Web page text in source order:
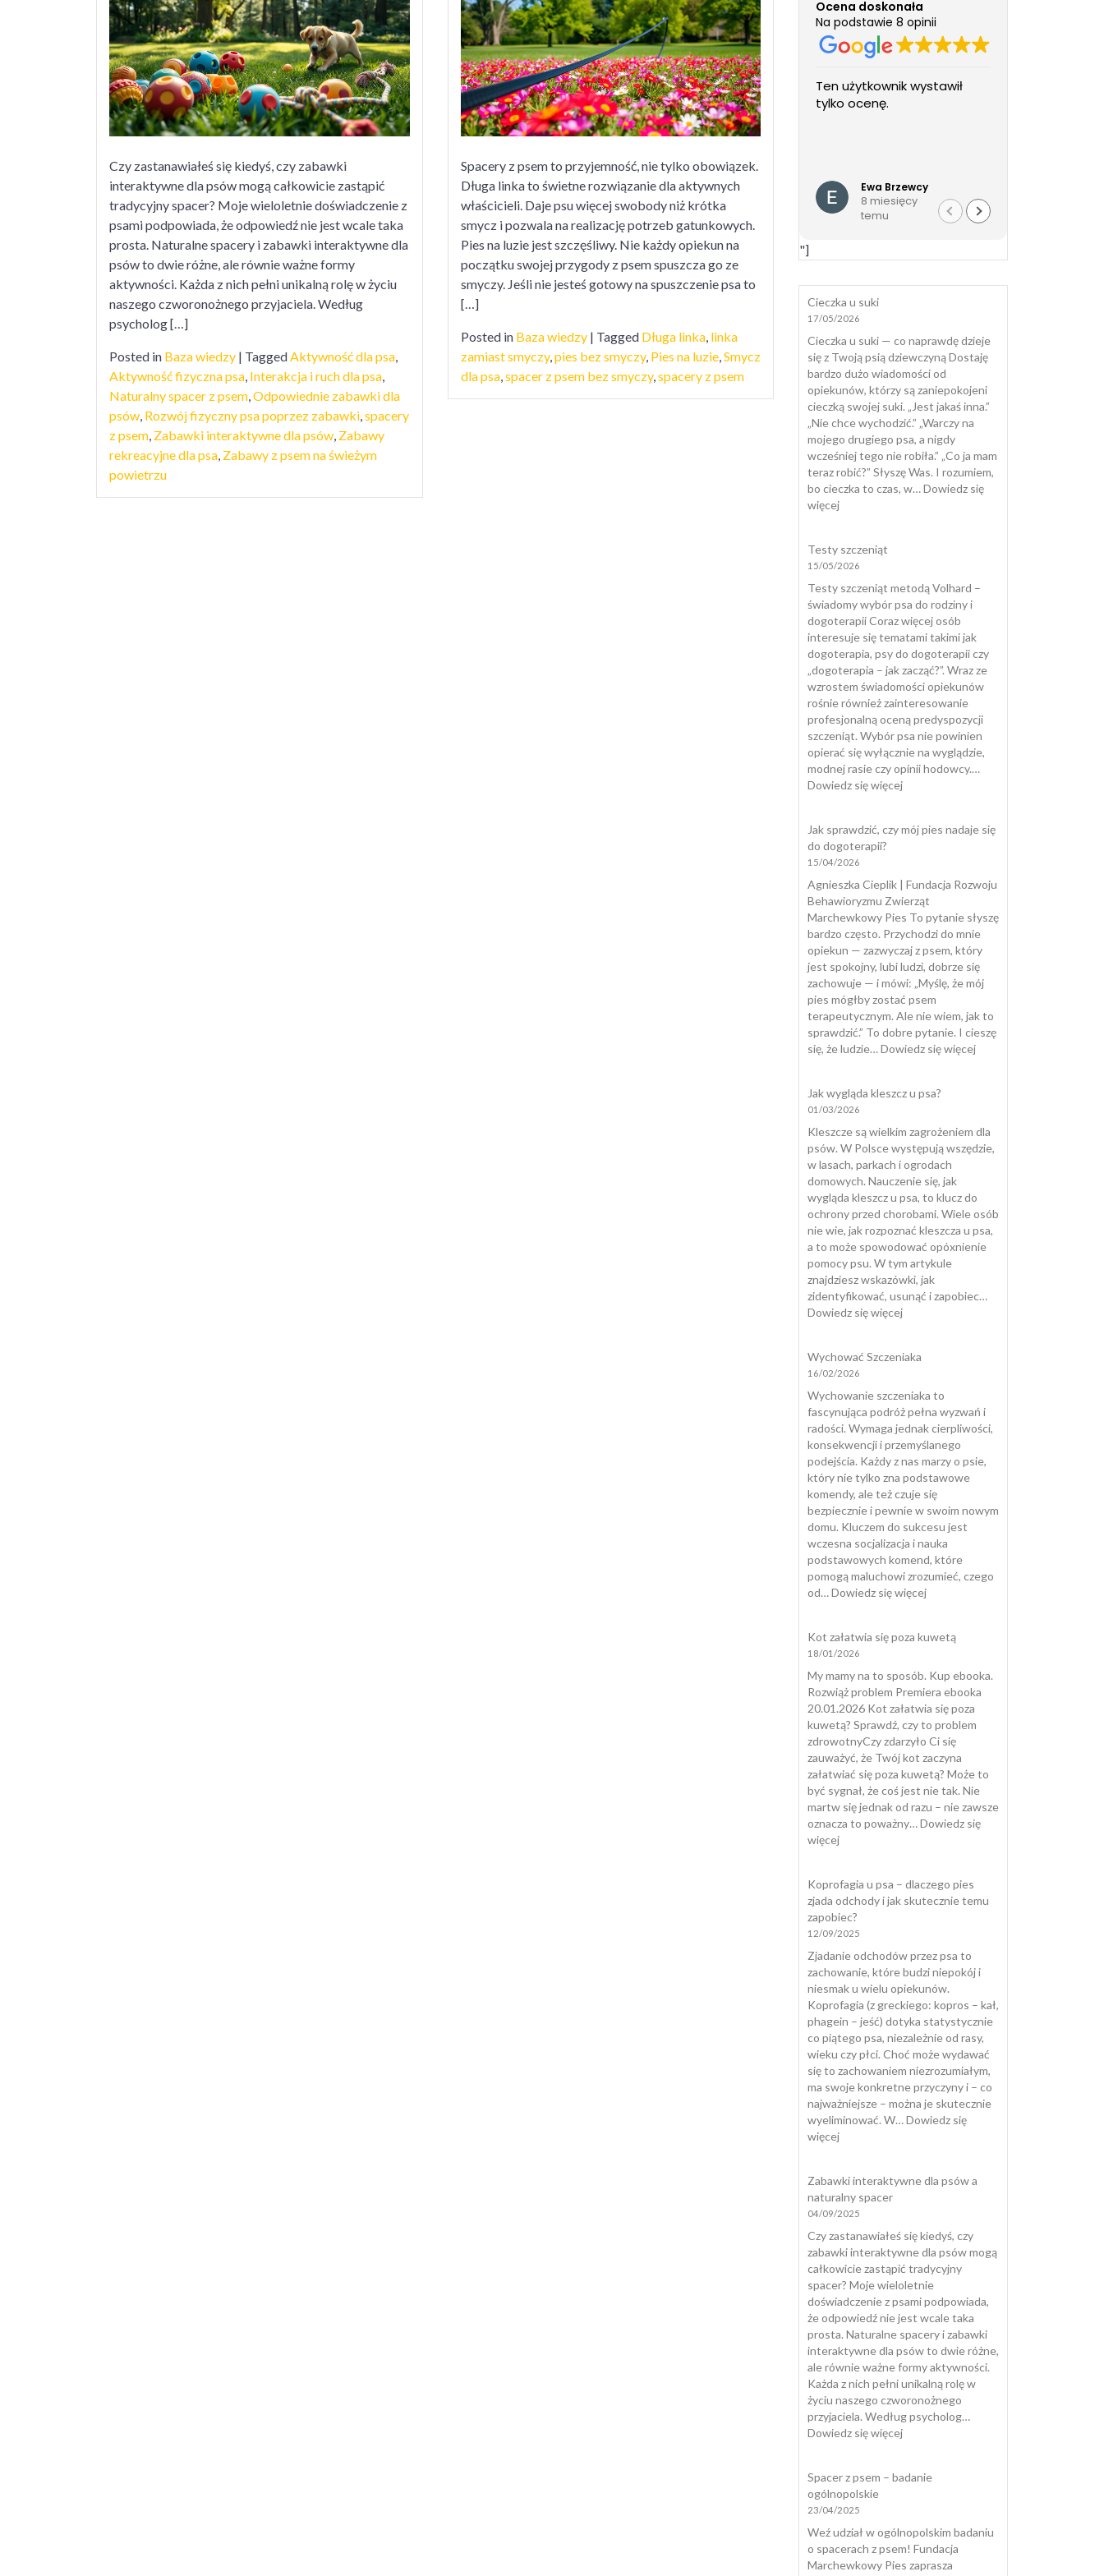
psów
a
naturalny
spacer
Czy zastanawiałeś się kiedyś, czy zabawki
interaktywne dla psów mogą całkowicie zastąpić
tradycyjny spacer? Moje wieloletnie doświadczenie z
psami podpowiada, że odpowiedź nie jest wcale taka
prosta. Naturalne spacery i zabawki interaktywne dla
psów to dwie różne, ale równie ważne formy
aktywności. Każda z nich pełni unikalną rolę w życiu
naszego czworonożnego przyjaciela. Według
psycholog […]
Posted in Baza wiedzy | TaggedAktywność dla psa,
Aktywność fizyczna psa, Interakcja i ruch dla psa,
Naturalny spacer z psem,Odpowiednie zabawki dla
psów, Rozwój fizyczny psa poprzez zabawki,spacery
z psem, Zabawki interaktywne dla psów, Zabawy
rekreacyjne dla psa, Zabawy z psem na świeżym
powietrzu
długa
linka
do
ciekawych
spacerów
Spacery z psem to przyjemność, nie tylko obowiązek.
Długa linka to świetne rozwiązanie dla aktywnych
właścicieli. Daje psu więcej swobody niż krótka
smycz i pozwala na realizację potrzeb gatunkowych.
Pies na luzie jest szczęśliwy. Nie każdy opiekun na
początku swojej przygody z psem spuszcza go ze
smyczy. Jeśli nie jesteś gotowy na spuszczenie psa to
[…]
Posted in Baza wiedzy| Tagged Długa linka, linka
zamiast smyczy,pies bez smyczy, Pies na luzie,Smycz
dla psa,spacer z psem bez smyczy,spacery z psem
Ocena doskonała
Na podstawie 8 opinii
Ten użytkownik wystawił
tylko ocenę.
Ewa Brzewcy
8 miesięcy
temu
"]
Cieczka u suki
17/05/2026
Cieczka u suki — co naprawdę dzieje
się z Twoją psią dziewczyną Dostaję
bardzo dużo wiadomości od
opiekunów, którzy są zaniepokojeni
cieczką swojej suki. „Jest jakaś inna.”
„Nie chce wychodzić.” „Warczy na
mojego drugiego psa, a nigdy
wcześniej tego nie robiła.” „Co ja mam
teraz robić?” Słyszę Was. I rozumiem,
bo cieczka to czas, w…Dowiedz się
więcej:
suki
Testy szczeniąt
15/05/2026
Testy szczeniąt metodą Volhard –
świadomy wybór psa do rodziny i
dogoterapii Coraz więcej osób
interesuje się tematami takimi jak
dogoterapia, psy do dogoterapii czy
„dogoterapia – jak zacząć?”. Wraz ze
wzrostem świadomości opiekunów
rośnie również zainteresowanie
profesjonalną oceną predyspozycji
szczeniąt. Wybór psa nie powinien
opierać się wyłącznie na wyglądzie,
modnej rasie czy opinii hodowcy.…
Dowiedz się więcej:
Jak sprawdzić, czy mój pies nadaje się
do dogoterapii?
15/04/2026
Agnieszka Cieplik | Fundacja Rozwoju
Behawioryzmu Zwierząt
Marchewkowy Pies To pytanie słyszę
bardzo często. Przychodzi do mnie
opiekun — zazwyczaj z psem, który
jest spokojny, lubi ludzi, dobrze się
zachowuje — i mówi: „Myślę, że mój
pies mógłby zostać psem
terapeutycznym. Ale nie wiem, jak to
sprawdzić.” To dobre pytanie. I cieszę
się, że ludzie…Dowiedz się więcej:
pies
nadaje
dogoterapii?
Jak wygląda kleszcz u psa?
01/03/2026
Kleszcze są wielkim zagrożeniem dla
psów. W Polsce występują wszędzie,
w lasach, parkach i ogrodach
domowych. Nauczenie się, jak
wygląda kleszcz u psa, to klucz do
ochrony przed chorobami. Wiele osób
nie wie, jak rozpoznać kleszcza u psa,
a to może spowodować opóxnienie
pomocy psu. W tym artykule
znajdziesz wskazówki, jak
zidentyfikować, usunąć i zapobiec…
Dowiedz się więcej:
kleszcz
psa?
Wychować Szczeniaka
16/02/2026
Wychowanie szczeniaka to
fascynująca podróż pełna wyzwań i
radości. Wymaga jednak cierpliwości,
konsekwencji i przemyślanego
podejścia. Każdy z nas marzy o psie,
który nie tylko zna podstawowe
komendy, ale też czuje się
bezpiecznie i pewnie w swoim nowym
domu. Kluczem do sukcesu jest
wczesna socjalizacja i nauka
podstawowych komend, które
pomogą maluchowi zrozumieć, czego
od…Dowiedz się więcej:
Kot załatwia się poza kuwetą
18/01/2026
My mamy na to sposób. Kup ebooka.
Rozwiąż problem Premiera ebooka
20.01.2026 Kot załatwia się poza
kuwetą? Sprawdź, czy to problem
zdrowotnyCzy zdarzyło Ci się
zauważyć, że Twój kot zaczyna
załatwiać się poza kuwetą? Może to
być sygnał, że coś jest nie tak. Nie
martw się jednak od razu – nie zawsze
oznacza to poważny…Dowiedz się
więcej:
się
poza
kuwetą
Koprofagia u psa – dlaczego pies
zjada odchody i jak skutecznie temu
zapobiec?
12/09/2025
Zjadanie odchodów przez psa to
zachowanie, które budzi niepokój i
niesmak u wielu opiekunów.
Koprofagia (z greckiego: kopros – kał,
phagein – jeść) dotyka statystycznie
co piątego psa, niezależnie od rasy,
wieku czy płci. Choć może wydawać
się to zachowaniem niezrozumiałym,
ma swoje konkretne przyczyny i – co
najważniejsze – można je skutecznie
wyeliminować. W…Dowiedz się
więcej:
psa
–
dlaczego
pies
zjada
odchody
i
jak
skutecznie
temu
zapobiec?
Zabawki interaktywne dla psów a
naturalny spacer
04/09/2025
Czy zastanawiałeś się kiedyś, czy
zabawki interaktywne dla psów mogą
całkowicie zastąpić tradycyjny
spacer? Moje wieloletnie
doświadczenie z psami podpowiada,
że odpowiedź nie jest wcale taka
prosta. Naturalne spacery i zabawki
interaktywne dla psów to dwie różne,
ale równie ważne formy aktywności.
Każda z nich pełni unikalną rolę w
życiu naszego czworonożnego
przyjaciela. Według psycholog…
Dowiedz się więcej:
dla
naturalny
spacer
Spacer z psem – badanie
ogólnopolskie
23/04/2025
Weź udział w ogólnopolskim badaniu
o spacerach z psem! Fundacja
Marchewkowy Pies zaprasza